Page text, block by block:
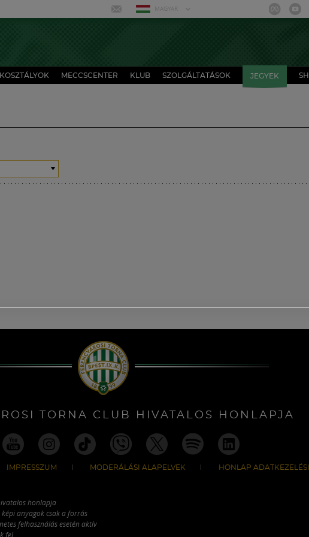
MAGYAR
MECCSCENTER KLUB SZOLGÁLTATÁSOK JEGYEK
TORNA CLUB HIVATALOS HONLAPJA
IMPRESSZUM MODERÁLÁSI ALAPELVEK HONLAP
honlapja
anyagok csak a forrás
felhasználás esetén aktív
fel.